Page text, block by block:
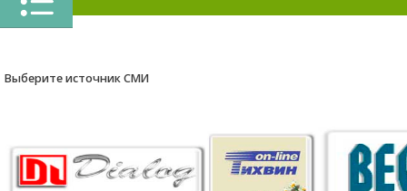
Выберите источник СМИ